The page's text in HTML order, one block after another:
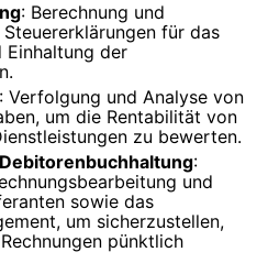
: Berechnung und
für das
Einhaltung der
: Verfolgung und Analyse von
um die Rentabilität von
zu bewerten.
:
und
sowie das
um sicherzustellen,
pünktlich